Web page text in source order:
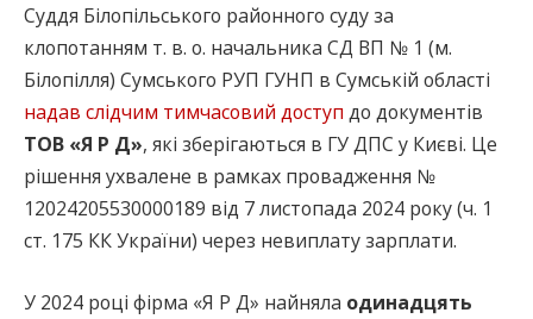
Суддя Білопільського районного суду за
клопотанням т. в. о. начальника СД ВП № 1 (м.
Білопілля) Сумського РУП ГУНП в Сумській області
надав слідчим тимчасовий доступ до документів
ТОВ «Я Р Д», які зберігаються в ГУ ДПС у Києві. Це
рішення ухвалене в рамках провадження №
12024205530000189 від 7 листопада 2024 року (ч. 1
ст. 175 КК України) через невиплату зарплати.
У 2024 році фірма «Я Р Д» найняла одинадцять